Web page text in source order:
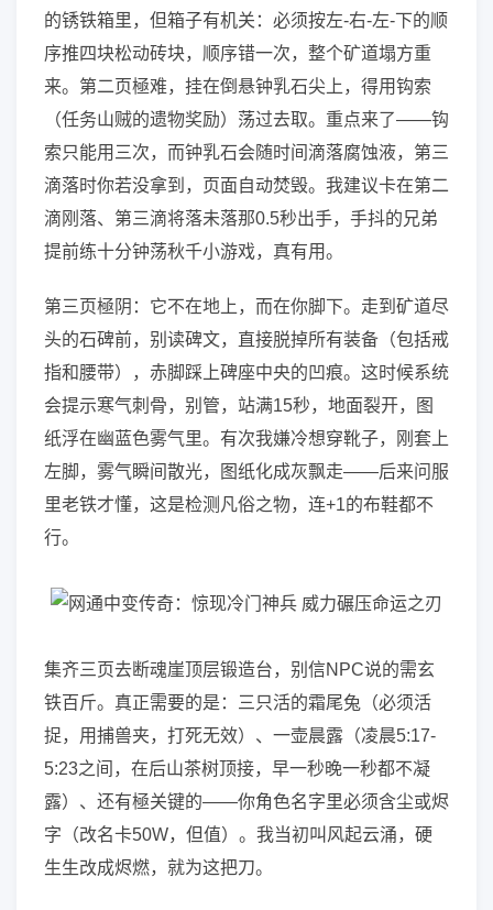
的锈铁箱里，但箱子有机关：必须按左-右-左-下的顺
序推四块松动砖块，顺序错一次，整个矿道塌方重
来。第二页極难，挂在倒悬钟乳石尖上，得用钩索
（任务山贼的遗物奖励）荡过去取。重点来了——钩
索只能用三次，而钟乳石会随时间滴落腐蚀液，第三
滴落时你若没拿到，页面自动焚毁。我建议卡在第二
滴刚落、第三滴将落未落那0.5秒出手，手抖的兄弟
提前练十分钟荡秋千小游戏，真有用。
第三页極阴：它不在地上，而在你脚下。走到矿道尽
头的石碑前，别读碑文，直接脱掉所有装备（包括戒
指和腰带），赤脚踩上碑座中央的凹痕。这时候系统
会提示寒气刺骨，别管，站满15秒，地面裂开，图
纸浮在幽蓝色雾气里。有次我嫌冷想穿靴子，刚套上
左脚，雾气瞬间散光，图纸化成灰飘走——后来问服
里老铁才懂，这是检测凡俗之物，连+1的布鞋都不
行。
集齐三页去断魂崖顶层锻造台，别信NPC说的需玄
铁百斤。真正需要的是：三只活的霜尾兔（必须活
捉，用捕兽夹，打死无效）、一壶晨露（凌晨5:17-
5:23之间，在后山茶树顶接，早一秒晚一秒都不凝
露）、还有極关键的——你角色名字里必须含尘或烬
字（改名卡50W，但值）。我当初叫风起云涌，硬
生生改成烬燃，就为这把刀。